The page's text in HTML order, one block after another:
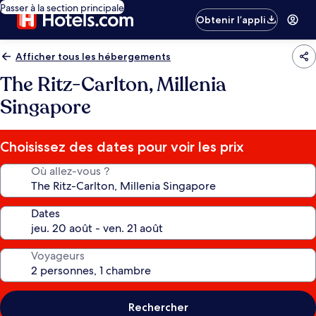
Passer à la section principale
Obtenir l’appli
Afficher tous les hébergements
The Ritz-Carlton, Millenia
Singapore
Choisissez des dates pour voir les prix
Où allez-vous ?
Dates
Voyageurs
Rechercher